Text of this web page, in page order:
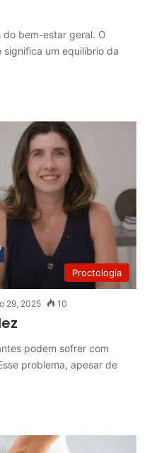
do bem-estar geral. O
um equilíbrio da
Proctologia
29, 2025 10
podem sofrer com
problema, apesar de